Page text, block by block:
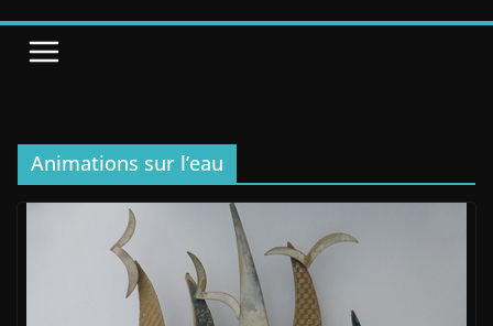
Animations sur l’eau